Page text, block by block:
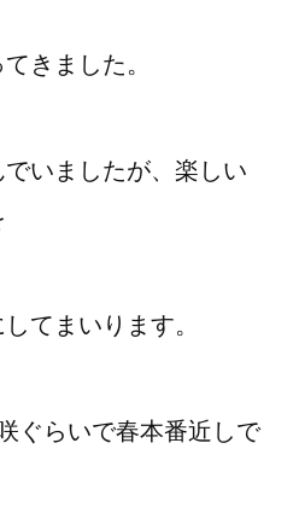
きました。
いましたが、楽しい
てまいります。
ぐらいで春本番近しで